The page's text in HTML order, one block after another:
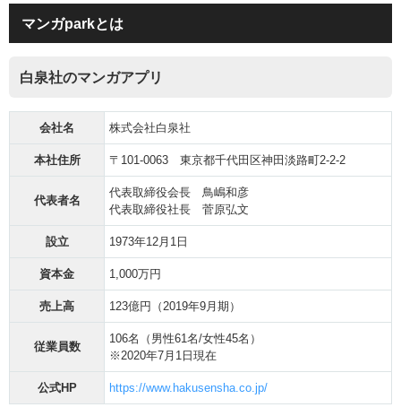
マンガparkとは
白泉社のマンガアプリ
会社名 株式会社白泉社
本社住所 〒101-0063 東京都千代田区神田淡路町2-2-2
代表者名
代表取締役会長 鳥嶋和彦
代表取締役社長 菅原弘文
設立 1973年12月1日
資本金 1,000万円
売上高 123億円（2019年9月期）
従業員数
106名（男性61名/女性45名）
※2020年7月1日現在
公式HP https://www.hakusensha.co.jp/